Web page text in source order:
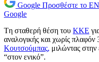
Google Προσθέστε το
Google
Tη σταθερή θέση του ΚΚΕ
αναλογικής και χωρίς
Κουτσούμπας, μιλώντας
“στον ενικό”.